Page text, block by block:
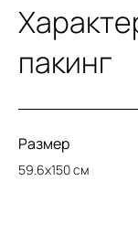
пакинг
Размер
59.6x150 см